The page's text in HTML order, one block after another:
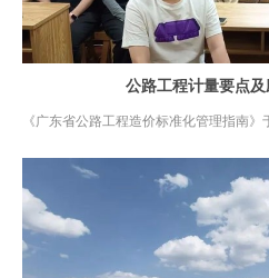
公路工程计量要点
《广东省公路工程造价标准化管理指南